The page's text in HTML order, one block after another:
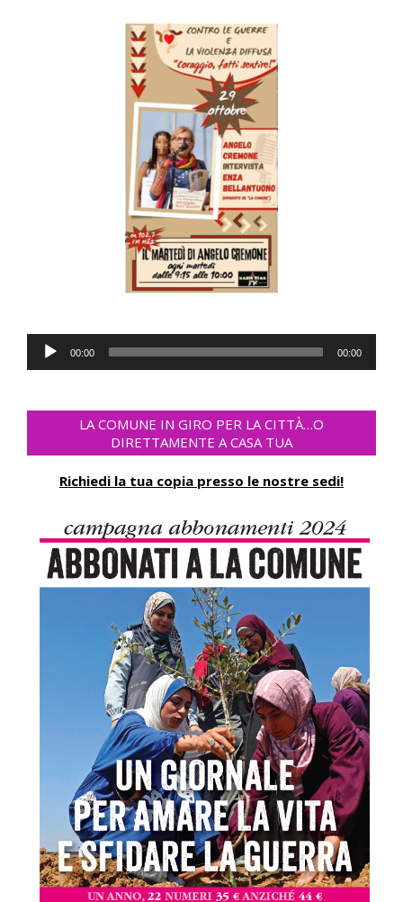
Audio
Player
00:00 00:00
LA COMUNE IN GIRO PER LA CITTÀ…O
DIRETTAMENTE A CASA TUA
Richiedi la tua copia presso le nostre sedi!